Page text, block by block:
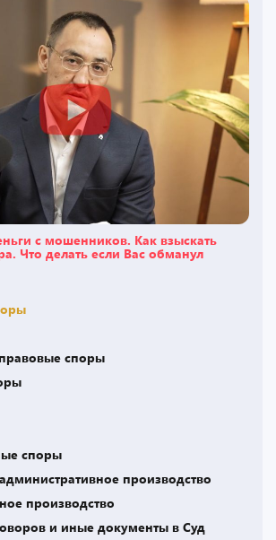
с мошенников. Как взыскать
Что делать если Вас обманул
споры
споры
производство
производство
и иные документы в Суд